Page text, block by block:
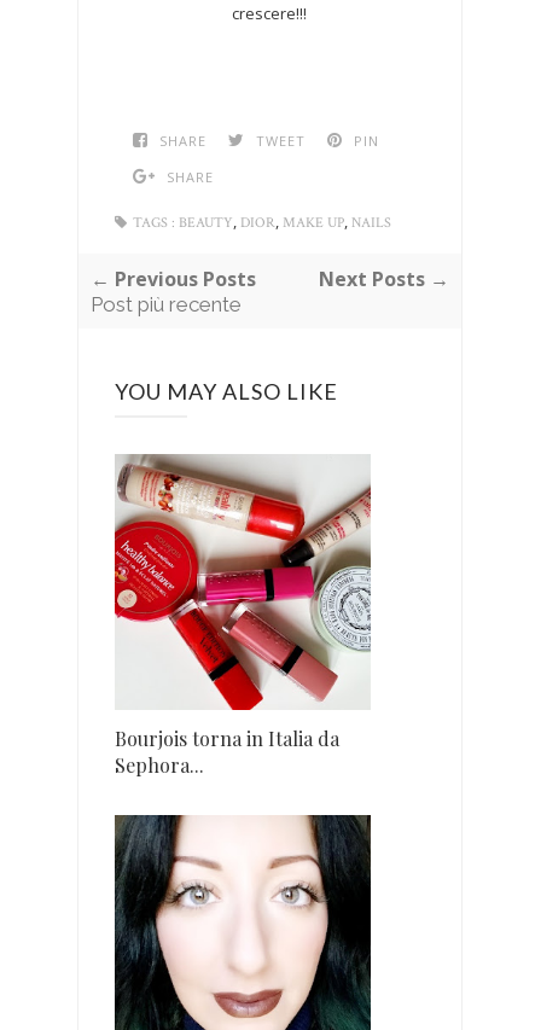
crescere!!!
SHARE TWEET
PIN
SHARE
TAGS : BEAUTY, DIOR, MAKE UP, NAILS
← Previous Posts
Post più recente
Next Posts →
YOU MAY ALSO LIKE
Bourjois torna in Italia da
Sephora...